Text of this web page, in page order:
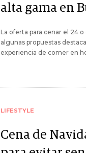
alta gama en
La oferta para cenar el 24
algunas propuestas
experiencia de comer en
LIFESTYLE
Cena de